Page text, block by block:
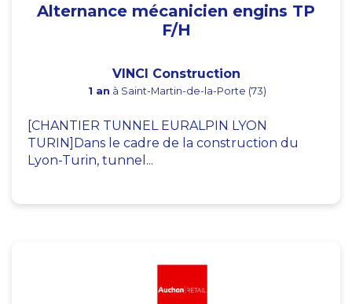
Alternance mécanicien engins TP
F/H
VINCI Construction
1 an à Saint-Martin-de-la-Porte (73)
[CHANTIER TUNNEL EURALPIN LYON
TURIN]Dans le cadre de la construction du
Lyon-Turin, tunnel...